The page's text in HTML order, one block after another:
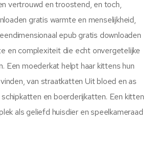
vertrouwd en troostend, en toch,
gratis warmte en menselijkheid,
epub gratis downloaden
en complexiteit die echt onvergetelijke
Een moederkat helpt haar kittens hun
van straatkatten Uit bloed en as
en boerderijkatten. Een kitten
als geliefd huisdier en speelkameraad